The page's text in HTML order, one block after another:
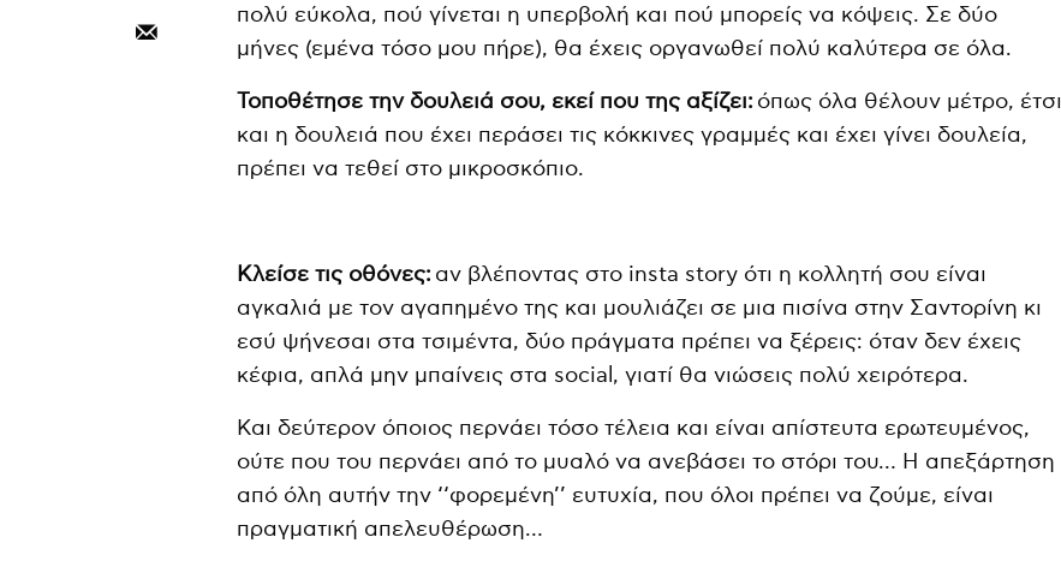
πολύ εύκολα, πού γίνεται η υπερβολή και πού μπορείς να κόψεις. Σε δύο
μήνες (εμένα τόσο μου πήρε), θα έχεις οργανωθεί πολύ καλύτερα σε όλα.
Τοποθέτησε την δουλειά σου, εκεί που της αξίζει: όπως όλα θέλουν μέτρο, έτσι
και η δουλειά που έχει περάσει τις κόκκινες γραμμές και έχει γίνει δουλεία,
πρέπει να τεθεί στο μικροσκόπιο.
Κλείσε τις οθόνες: αν βλέποντας στο insta story ότι η κολλητή σου είναι
αγκαλιά με τον αγαπημένο της και μουλιάζει σε μια πισίνα στην Σαντορίνη κι
εσύ ψήνεσαι στα τσιμέντα, δύο πράγματα πρέπει να ξέρεις: όταν δεν έχεις
κέφια, απλά μην μπαίνεις στα social, γιατί θα νιώσεις πολύ χειρότερα.
Και δεύτερον όποιος περνάει τόσο τέλεια και είναι απίστευτα ερωτευμένος,
ούτε που του περνάει από το μυαλό να ανεβάσει το στόρι του… Η απεξάρτηση
από όλη αυτήν την ‘‘φορεμένη’’ ευτυχία, που όλοι πρέπει να ζούμε, είναι
πραγματική απελευθέρωση…